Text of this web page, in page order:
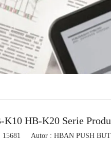
schalter
Wählen schalter, drehschalter
control box
K10 HB-K20 Serie
15681 Autor : HBAN PUSH